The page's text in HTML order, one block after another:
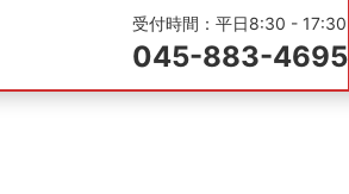
受付時間：平日8:30 - 17:30
045-883-4695